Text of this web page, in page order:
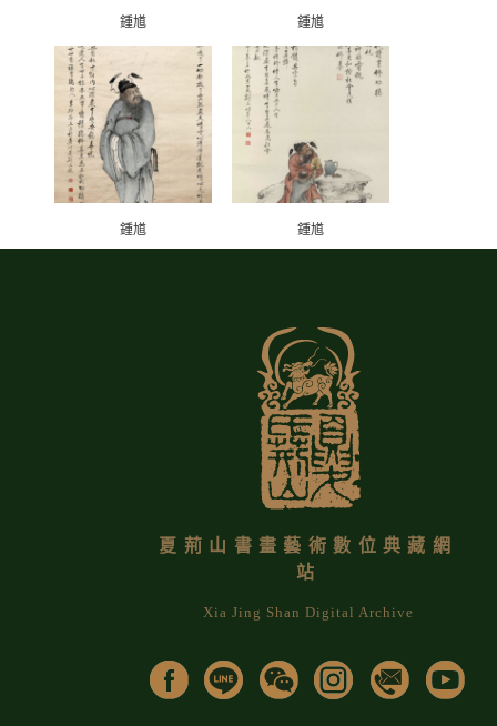
鍾馗 鍾馗
鍾馗 鍾馗
夏荊山書畫藝術數位典藏網
站
Xia Jing Shan Digital Archive